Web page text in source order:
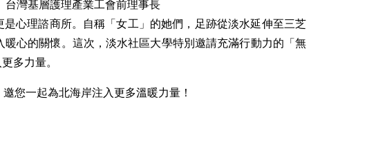
台灣基層護理產業工會前理事長
心理諮商所。自稱「女工」的她們，足跡從淡水延伸至三芝
心的關懷。這次，淡水社區大學特別邀請充滿行動力的「無
多力量。
您一起為北海岸注入更多溫暖力量！